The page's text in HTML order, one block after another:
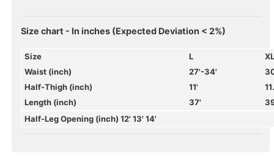
Size chart - In inches (Expected Deviation < 2%)
Size L
Waist (inch)
27'-34'
Half-Thigh (inch)
11'
Length (inch)
37'
Half-Leg Opening (inch) 12' 13' 14'